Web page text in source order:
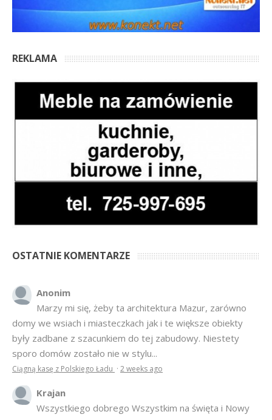
REKLAMA
OSTATNIE KOMENTARZE
Anonim
Marzy mi się, żeby ta architektura Mazur, zarówno
domy we wsiach i miasteczkach jak i te większe obiekty
były zadbane z szacunkiem do tej zabudowy. Niestety
sporo domów zostało nie w stylu...
Ciągną kasę z Polskiego Ładu · 2 weeks ago
Krajan
Wszystkiego dobrego Wszystkim na święta i Nowy